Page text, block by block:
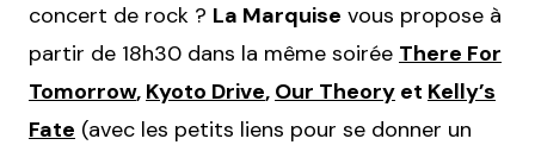
concert de rock ? La Marquise vous propose à
partir de 18h30 dans la même soirée There For
Tomorrow, Kyoto Drive, Our Theory et Kelly’s
Fate (avec les petits liens pour se donner un